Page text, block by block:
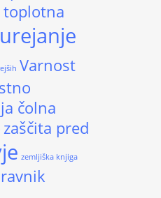
toplotna
urejanje
Varnost
čolna
zaščita pred
zemljiška knjiga